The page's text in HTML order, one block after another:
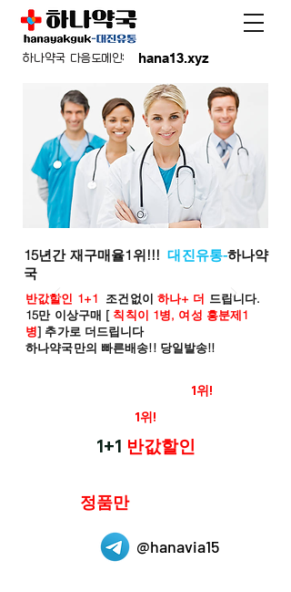
hana13.xyz
하나약국 다음도메인:
15년간 재구매율1위!!!대진유통-하나약
국
반값할인 1+1 조건없이 하나+ 더 드립니다.
15만 이상구매 [ 칙칙이 1병, 여성 흥분제1
병] 추가로 더드립니다
하나약국만의 빠른배송!! 당일발송!!
1위!
1위!
1+1 반값할인
정품만
@hanavia15